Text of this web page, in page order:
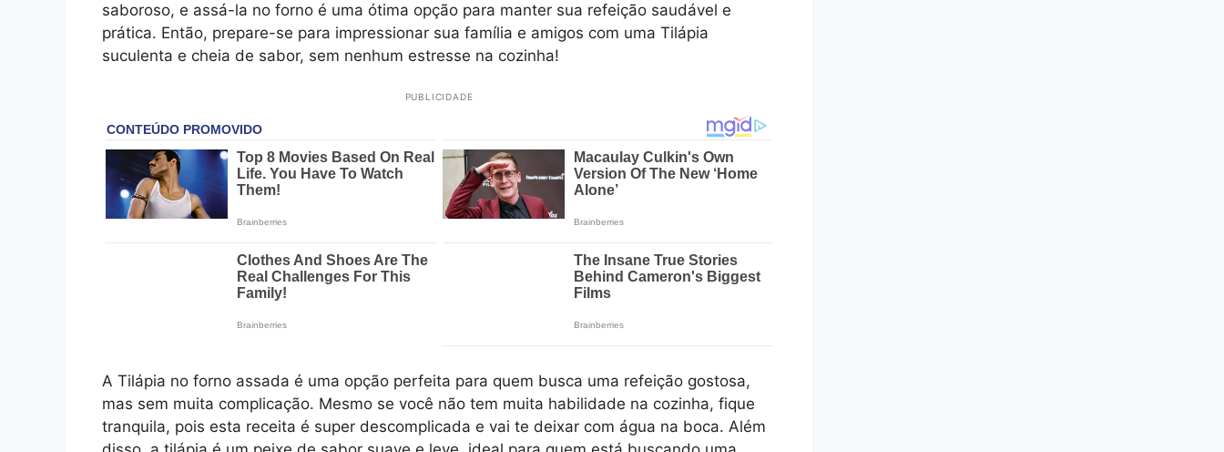
saboroso, e assá-la no forno é uma ótima opção para manter sua refeição saudável e
prática. Então, prepare-se para impressionar sua família e amigos com uma Tilápia
suculenta e cheia de sabor, sem nenhum estresse na cozinha!
PUBLICIDADE
A Tilápia no forno assada é uma opção perfeita para quem busca uma refeição gostosa,
mas sem muita complicação. Mesmo se você não tem muita habilidade na cozinha, fique
tranquila, pois esta receita é super descomplicada e vai te deixar com água na boca. Além